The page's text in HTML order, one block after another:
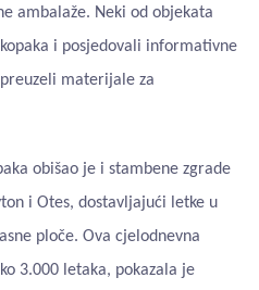
ambalaže. Neki od objekata
i posjedovali informativne
materijale za
obišao je i stambene zgrade
i Otes, dostavljajući letke u
ploče. Ova cjelodnevna
3.000 letaka, pokazala je